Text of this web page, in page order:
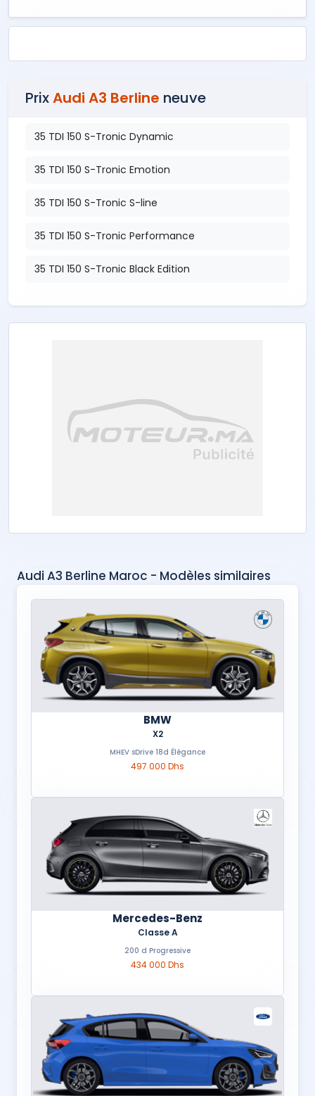
PrixAudi A3 Berline neuve
35 TDI 150 S-Tronic Dynamic
35 TDI 150 S-Tronic Emotion
35 TDI 150 S-Tronic S-line
35 TDI 150 S-Tronic Performance
35 TDI 150 S-Tronic Black Edition
Audi A3 Berline Maroc - Modèles similaires
BMW
X2
MHEV sDrive 18d Élégance
497 000 Dhs
Mercedes-Benz
Classe A
200 d Progressive
434 000 Dhs